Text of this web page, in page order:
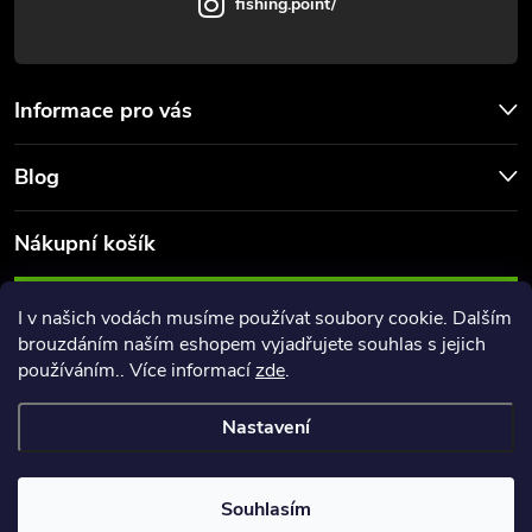
I v našich vodách musíme používat soubory cookie. Dalším
brouzdáním naším eshopem vyjadřujete souhlas s jejich
používáním.. Více informacízde.
Nastavení
Souhlasím
fishing.point/
Informace pro vás
Blog
Nákupní košík
0 KČ
Copyright 2026FishingPoint. Všechna práva vyhrazena.